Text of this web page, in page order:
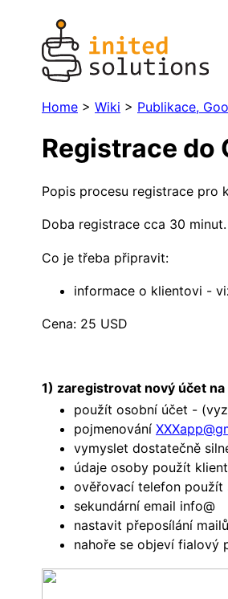
Home > Wiki > Publikace,
Registrace do
Popis procesu registrace pro
Doba registrace cca 30 minut.
Co je třeba připravit:
informace o klientovi -
Cena: 25 USD
1) zaregistrovat nový účet na
použít osobní účet -
pojmenování
vymyslet dostatečně
údaje osoby použít
ověřovací telefon použít
sekundární email info@
nastavit přeposílání
nahoře se objeví fialový